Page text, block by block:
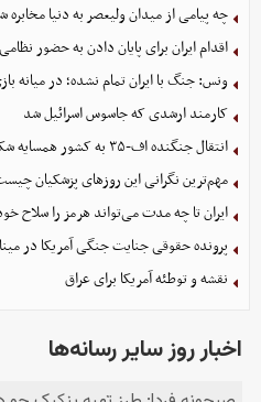
چه پیامی از میدان ولیعصر به دنیا مخابره
اقدام ایران برای پایان دادن به حضور
ونس: جنگ با ایران تمام نشده؛ در میانه
کارمند ارشدی که جاسوس اسرائیل شد
انتقال جنگنده اف-۳۵ به کشور همسایه شکست خورد
مهم‌ترین نگرانی‌ این روزهای پزشکیان
ایران تا چه مدت می‌تواند هرمز را سلاح
پرونده حقوقی جنایت جنگی آمریکا در
نقشه و توطئه آمریکا برای عراق